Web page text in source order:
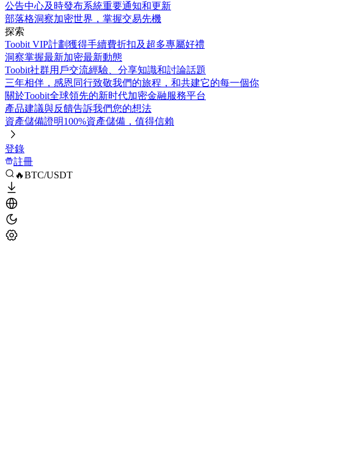
公告中心及時發布系統重要通知和更新
部落格洞察加密世界，掌握交易先機
探索
Toobit VIP計劃獲得手續費折扣及超多專屬好禮
洞察掌握最新加密最新動態
Toobit社群用戶交流經驗、分享知識和討論話題
三年相伴，感恩同行致敬我們的旅程，和共建它的每一個你
關於Toobit全球領先的新时代加密金融服務平台
產品建議與反饋告訴我們您的想法
資產儲備證明100%資產儲備，值得信賴
登錄
註冊
🔥BTC/USDT